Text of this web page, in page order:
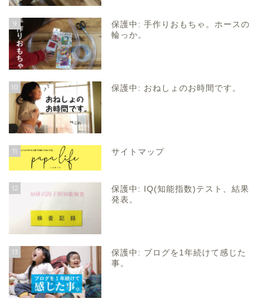
9
保護中: 手作りおもちゃ。ホースの
輪っか。
10 保護中: おねしょのお時間です。
11 サイトマップ
12
保護中: IQ(知能指数)テスト、結果
発表。
13
保護中: ブログを1年続けて感じた
事。